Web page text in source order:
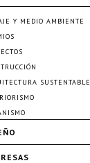
Y MEDIO AMBIENTE
SUSTENTABLE